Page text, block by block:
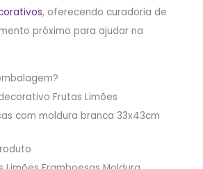
, oferecendo curadoria de
próximo para ajudar na
Frutas Limões
com moldura branca 33x43cm